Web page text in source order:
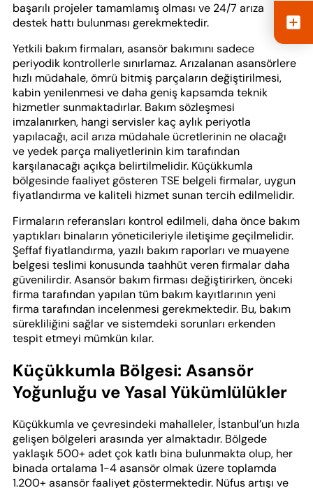
başarılı projeler tamamlamış olması ve 24/7 arıza
destek hattı bulunması gerekmektedir.
Yetkili bakım firmaları, asansör bakımını sadece
periyodik kontrollerle sınırlamaz. Arızalanan asansörlere
hızlı müdahale, ömrü bitmiş parçaların değiştirilmesi,
kabin yenilenmesi ve daha geniş kapsamda teknik
hizmetler sunmaktadırlar. Bakım sözleşmesi
imzalanırken, hangi servisler kaç aylık periyotla
yapılacağı, acil arıza müdahale ücretlerinin ne olacağı
ve yedek parça maliyetlerinin kim tarafından
karşılanacağı açıkça belirtilmelidir. Küçükkumla
bölgesinde faaliyet gösteren TSE belgeli firmalar, uygun
fiyatlandırma ve kaliteli hizmet sunan tercih edilmelidir.
Firmaların referansları kontrol edilmeli, daha önce bakım
yaptıkları binaların yöneticileriyle iletişime geçilmelidir.
Şeffaf fiyatlandırma, yazılı bakım raporları ve muayene
belgesi teslimi konusunda taahhüt veren firmalar daha
güvenilirdir. Asansör bakım firması değiştirirken, önceki
firma tarafından yapılan tüm bakım kayıtlarının yeni
firma tarafından incelenmesi gerekmektedir. Bu, bakım
sürekliliğini sağlar ve sistemdeki sorunları erkenden
tespit etmeyi mümkün kılar.
Küçükkumla Bölgesi: Asansör
Yoğunluğu ve Yasal Yükümlülükler
Küçükkumla ve çevresindeki mahalleler, İstanbul’un hızla
gelişen bölgeleri arasında yer almaktadır. Bölgede
yaklaşık 500+ adet çok katlı bina bulunmakta olup, her
binada ortalama 1-4 asansör olmak üzere toplamda
1.200+ asansör faaliyet göstermektedir. Nüfus artışı ve